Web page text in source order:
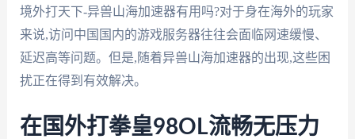
境外打天下-异兽山海加速器有用吗?对于身在海外的玩家
来说,访问中国国内的游戏服务器往往会面临网速缓慢、
延迟高等问题。但是,随着异兽山海加速器的出现,这些困
扰正在得到有效解决。
在国外打拳皇98OL流畅无压力